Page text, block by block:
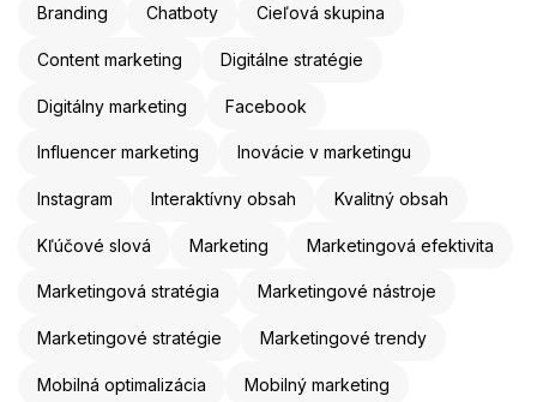
Branding Chatboty Cieľová skupina
Content marketing Digitálne stratégie
Digitálny marketing Facebook
Influencer marketing Inovácie v marketingu
Instagram Interaktívny obsah Kvalitný obsah
Kľúčové slová Marketing Marketingová efektivita
Marketingová stratégia Marketingové nástroje
Marketingové stratégie Marketingové trendy
Mobilná optimalizácia Mobilný marketing